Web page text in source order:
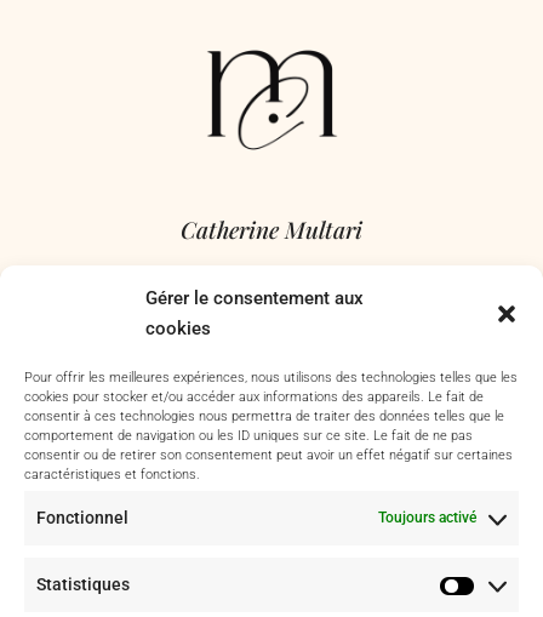
Gérer le consentement aux
cookies
Pour offrir les meilleures expériences, nous utilisons des technologies telles que les
cookies pour stocker et/ou accéder aux informations des appareils. Le fait de
consentir à ces technologies nous permettra de traiter des données telles que le
comportement de navigation ou les ID uniques sur ce site. Le fait de ne pas
consentir ou de retirer son consentement peut avoir un effet négatif sur certaines
caractéristiques et fonctions.
Fonctionnel Toujours activé
Statistiques
Catherine Multari
à Nice, j’accompagne les commerces, restaurants et marques
culinaires à mettre en valeur avec passion leur savoir-faire. Basée
dans les Alpes-Maritimes – Je me déplace à Antibes, Nice,
Cannes, Grasse, Toulon, Aix-en-Provence et dans tout le Var.
Portfolio & Instagram